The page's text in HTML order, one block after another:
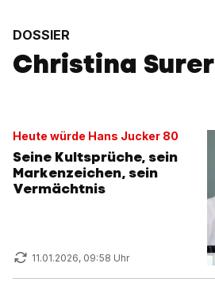
DOSSIER
Christina Surer
Heute würde Hans Jucker 80
Seine Kultsprüche, sein
Markenzeichen, sein
Vermächtnis
11.01.2026, 09:58 Uhr